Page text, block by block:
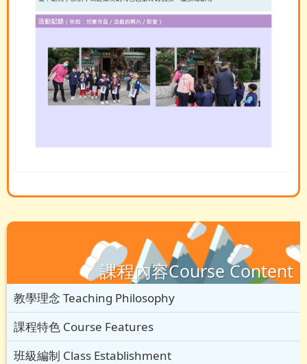
課程內容Course Content
教學理念 Teaching Philosophy
課程特色 Course Features
班級編制 Class Establishment